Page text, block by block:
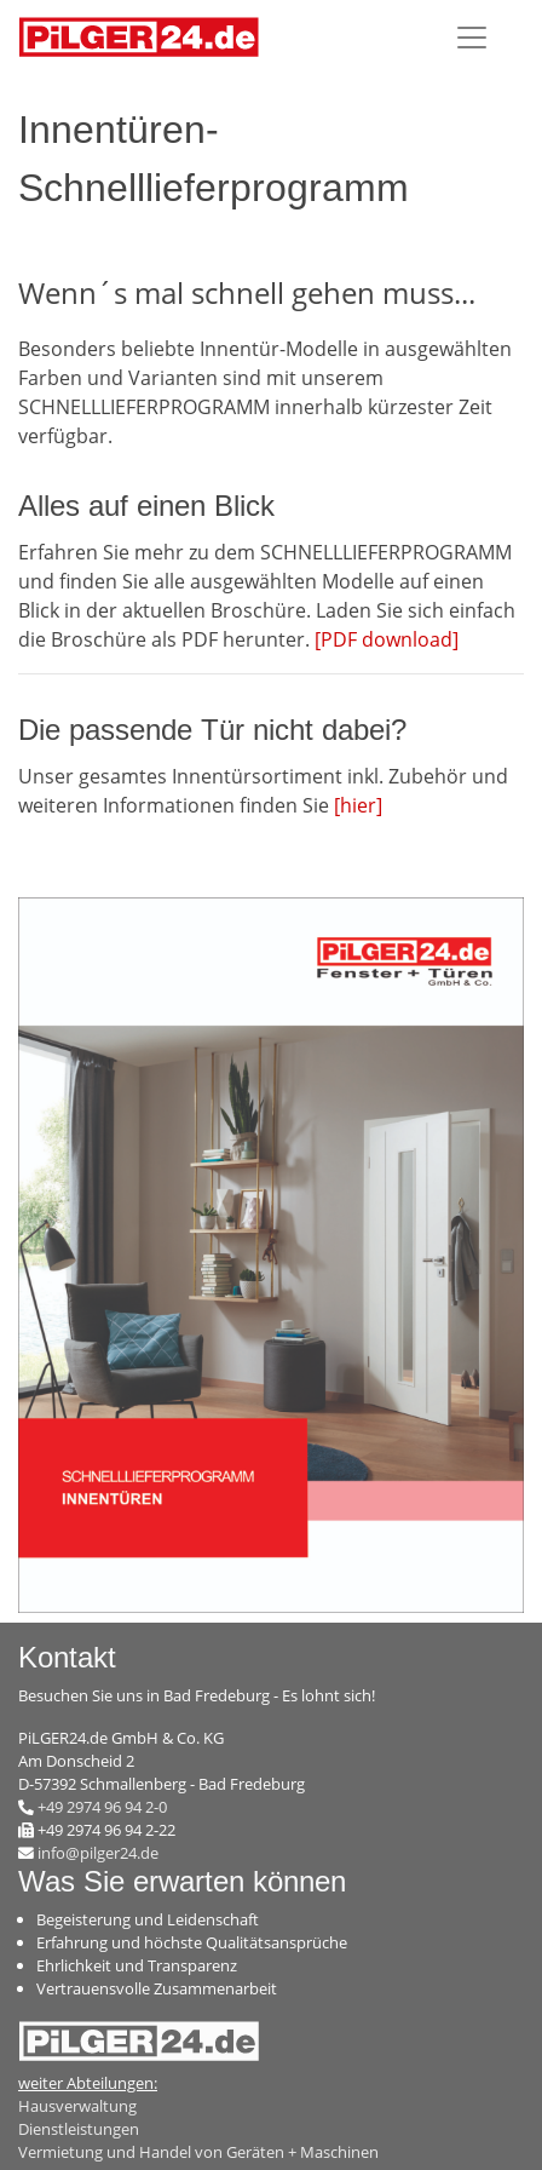
Innentüren-
Schnelllieferprogramm
Wenn´s mal schnell gehen muss...
Besonders beliebte Innentür-Modelle in ausgewählten
Farben und Varianten sind mit unserem
SCHNELLLIEFERPROGRAMM innerhalb kürzester Zeit
verfügbar.
Alles auf einen Blick
Erfahren Sie mehr zu dem SCHNELLLIEFERPROGRAMM
und finden Sie alle ausgewählten Modelle auf einen
Blick in der aktuellen Broschüre. Laden Sie sich einfach
die Broschüre als PDF herunter. [PDF download]
Die passende Tür nicht dabei?
Unser gesamtes Innentürsortiment inkl. Zubehör und
weiteren Informationen finden Sie [hier]
Kontakt
Besuchen Sie uns in Bad Fredeburg - Es lohnt sich!
PiLGER24.de GmbH & Co. KG
Am Donscheid 2
D-57392 Schmallenberg - Bad Fredeburg
+49 2974 96 94 2-0
+49 2974 96 94 2-22
info@pilger24.de
Was Sie erwarten können
Begeisterung und Leidenschaft
Erfahrung und höchste Qualitätsansprüche
Ehrlichkeit und Transparenz
Vertrauensvolle Zusammenarbeit
weiter Abteilungen:
Hausverwaltung
Dienstleistungen
Vermietung und Handel von Geräten + Maschinen